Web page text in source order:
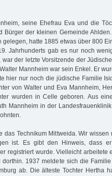
seine Ehefrau Eva und die
Bürger der kleinen Gemeinde
gelegen, hatte 1885 etwas über 800
Jahrhunderts gab es nur noch
der letzte Vorsitzende der
Mannheim war sein Enkel. Er
hier nur noch die jüdische Familie
von Walter und Eva Mannheim,
wurden in Celle geboren. Aus
Mannheim in der
das Technikum Mittweida. Wir wissen
ist. Es gibt den Hinweis, dass
registriert wurde. Vielleicht arbeitete
dorthin. 1937 meldete sich die
ab. Die älteste Tochter Hertha